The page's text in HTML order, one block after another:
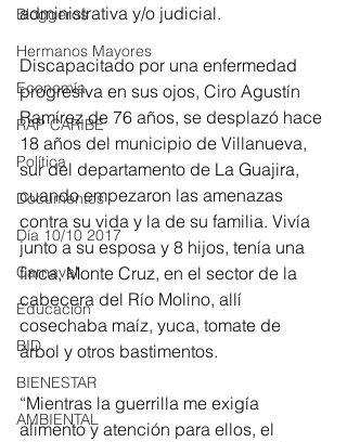
Bloggeros
Hermanos Mayores
Economía
RAP CARIBE
Política
Documentos
Día 10/10 2017
Carnaval
Educación
BID
BIENESTAR
AMBIENTAL
administrativa y/o judicial.
Discapacitado por una enfermedad
progresiva en sus ojos, Ciro Agustín
Ramírez de 76 años, se desplazó hace
18 años del municipio de Villanueva,
sur del departamento de La Guajira,
cuando empezaron las amenazas
contra su vida y la de su familia. Vivía
junto a su esposa y 8 hijos, tenía una
finca, Monte Cruz, en el sector de la
cabecera del Río Molino, allí
cosechaba maíz, yuca, tomate de
árbol y otros bastimentos.
“Mientras la guerrilla me exigía
alimento y atención para ellos, el